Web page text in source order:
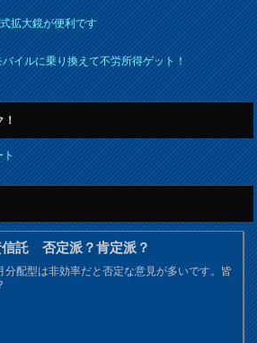
拡大鏡が便利です
イルに乗り換えて不労所得ゲット！
ト
信託 否定派？肯定派？
分配型は非効率だと否定な意見が多いです。皆